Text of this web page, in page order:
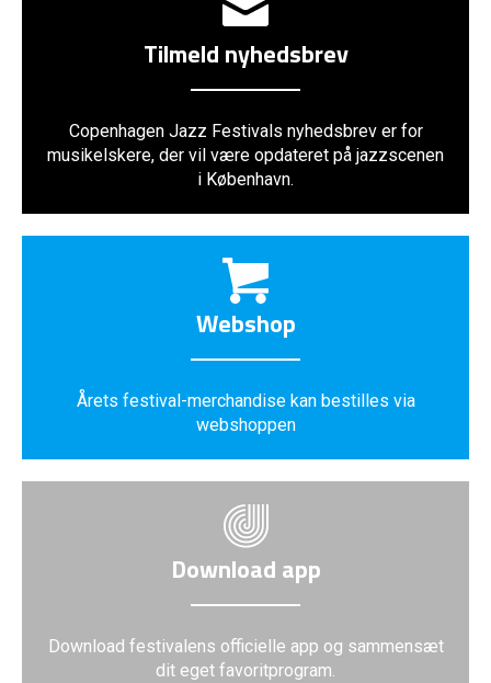
Tilmeld nyhedsbrev
Copenhagen Jazz Festivals nyhedsbrev er for
musikelskere, der vil være opdateret på jazzscenen
i København.
Webshop
Årets festival-merchandise kan bestilles via
webshoppen
Download app
Download festivalens officielle app og sammensæt
dit eget favoritprogram.